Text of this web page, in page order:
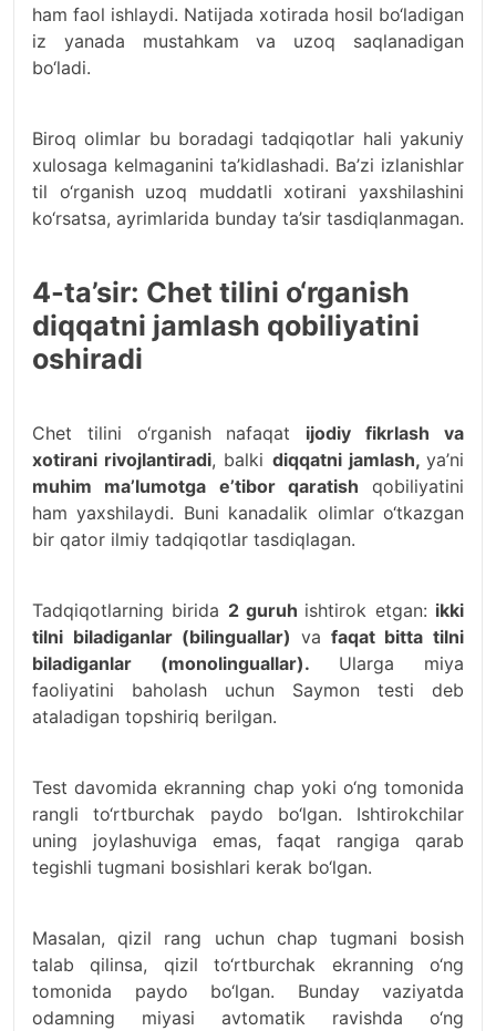
ham faol ishlaydi. Natijada xotirada hosil bo‘ladigan
iz yanada mustahkam va uzoq saqlanadigan
bo‘ladi.
Biroq olimlar bu boradagi tadqiqotlar hali yakuniy
xulosaga kelmaganini ta’kidlashadi. Ba’zi izlanishlar
til o‘rganish uzoq muddatli xotirani yaxshilashini
ko‘rsatsa, ayrimlarida bunday ta’sir tasdiqlanmagan.
4-ta’sir: Chet tilini o‘rganish
diqqatni jamlash qobiliyatini
oshiradi
Chet tilini o‘rganish nafaqat ijodiy fikrlash va
xotirani rivojlantiradi, balki diqqatni jamlash,ya’ni
muhim ma’lumotga e’tibor qaratish qobiliyatini
ham yaxshilaydi. Buni kanadalik olimlar o‘tkazgan
bir qator ilmiy tadqiqotlar tasdiqlagan.
Tadqiqotlarning birida 2 guruh ishtirok etgan: ikki
tilni biladiganlar (bilinguallar) va faqat bitta tilni
biladiganlar (monolinguallar). Ularga miya
faoliyatini baholash uchun Saymon testi deb
ataladigan topshiriq berilgan.
Test davomida ekranning chap yoki o‘ng tomonida
rangli to‘rtburchak paydo bo‘lgan. Ishtirokchilar
uning joylashuviga emas, faqat rangiga qarab
tegishli tugmani bosishlari kerak bo‘lgan.
Masalan, qizil rang uchun chap tugmani bosish
talab qilinsa, qizil to‘rtburchak ekranning o‘ng
tomonida paydo bo‘lgan. Bunday vaziyatda
odamning miyasi avtomatik ravishda o‘ng